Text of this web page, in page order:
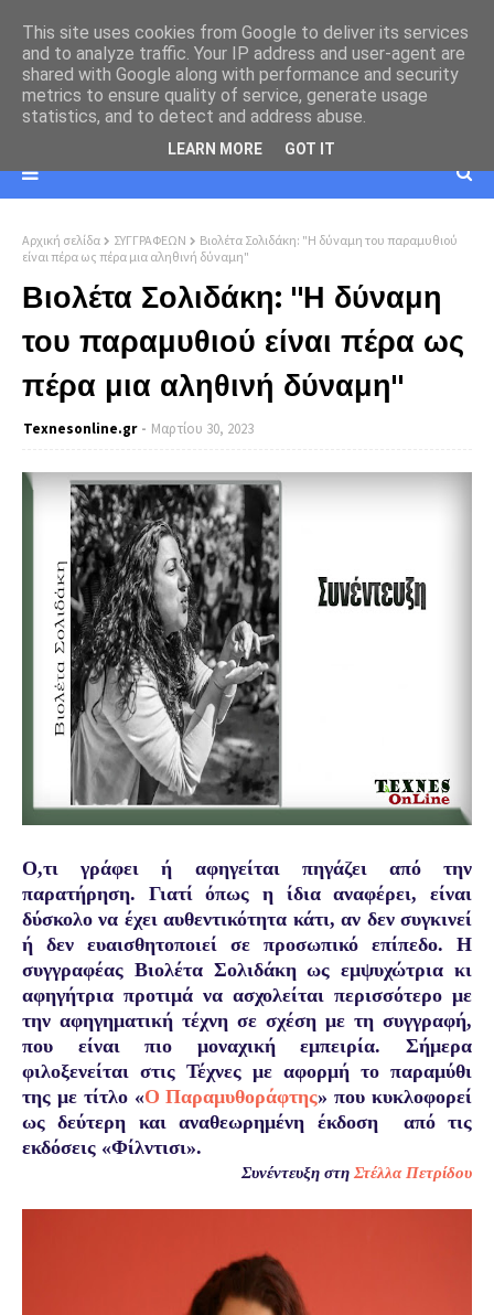
Αρχική σελίδα ΣΥΓΓΡΑΦΕΩΝ
Βιολέτα Σολιδάκη: "Η δύναμη του παραμυθιού
είναι πέρα ως πέρα μια αληθινή δύναμη"
Βιολέτα Σολιδάκη: "Η δύναμη
του παραμυθιού είναι πέρα ως
πέρα μια αληθινή δύναμη"
Texnesοnline.gr Μαρτίου 30, 2023
Ο,τι γράφει ή αφηγείται πηγάζει από την
παρατήρηση. Γιατί όπως η ίδια αναφέρει, είναι
δύσκολο να έχει αυθεντικότητα κάτι, αν δεν συγκινεί
ή δεν ευαισθητοποιεί σε προσωπικό επίπεδο. Η
συγγραφέας Βιολέτα Σολιδάκη ωςεμψυχώτρια κι
αφηγήτρια προτιμά να ασχολείται περισσότερο με
την αφηγηματική τέχνη σε σχέση με τη συγγραφή,
που είναι πιο μοναχική εμπειρία. Σήμερα
φιλοξενείται στις Τέχνες με αφορμή το παραμύθι
της με τίτλο «Ο Παραμυθοράφτης» που κυκλοφορεί
ωςδεύτερη και αναθεωρημένη έκδοση
από τις
εκδόσεις «Φίλντισι».
Συνέντευξη στη Στέλλα Πετρίδου
This site uses cookies from Google to deliver its services
and to analyze traffic. Your IP address and user-agent are
shared with Google along with performance and security
metrics to ensure quality of service, generate usage
statistics, and to detect and address abuse.
LEARN MORE GOT IT